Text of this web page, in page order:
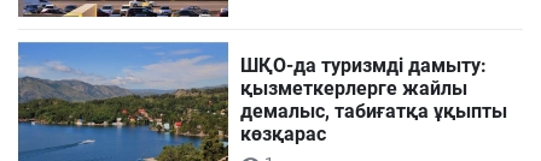
ШҚО-да туризмді дамыту:
қызметкерлерге жайлы
демалыс, табиғатқа ұқыпты
көзқарас